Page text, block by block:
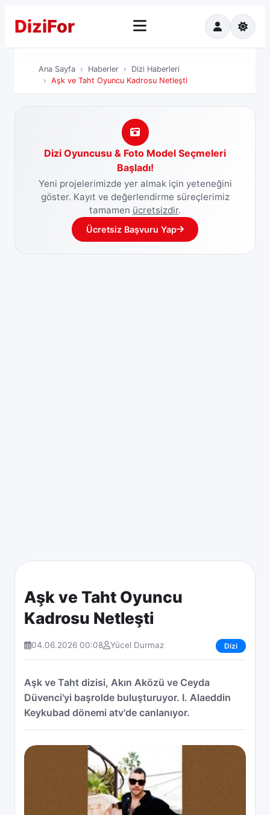
DiziFor
Ana Sayfa
Ana Sayfa Haberler
Dizi Haberleri
Aşk ve Taht Oyuncu Kadrosu Netleşti
Dizi Oyuncusu & Foto Model Seçmeleri
Başladı!
Yeni projelerimizde yer almak için yeteneğini
göster. Kayıt ve değerlendirme süreçlerimiz
tamamen ücretsizdir.
Ücretsiz Başvuru Yap
Aşk ve Taht Oyuncu
Kadrosu Netleşti
04.06.2026 00:08 Yücel Durmaz Dizi
Aşk ve Taht dizisi, Akın Aközü ve Ceyda
Düvenci'yi başrolde buluşturuyor. I. Alaeddin
Keykubad dönemi atv'de canlanıyor.